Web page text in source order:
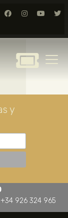
y
+34 926 324 965